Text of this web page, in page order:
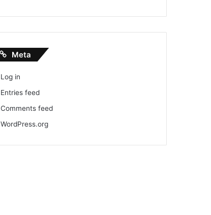
Meta
Log in
Entries feed
Comments feed
WordPress.org